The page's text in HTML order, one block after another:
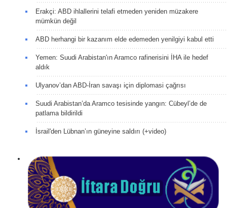
Erakçi: ABD ihlallerini telafi etmeden yeniden müzakere
mümkün değil
ABD herhangi bir kazanım elde edemeden yenilgiyi kabul etti
Yemen: Suudi Arabistan'ın Aramco rafinerisini İHA ile hedef
aldık
Ulyanov’dan ABD-İran savaşı için diplomasi çağrısı
Suudi Arabistan’da Aramco tesisinde yangın: Cübeyl’de de
patlama bildirildi
İsrail'den Lübnan’ın güneyine saldırı (+video)